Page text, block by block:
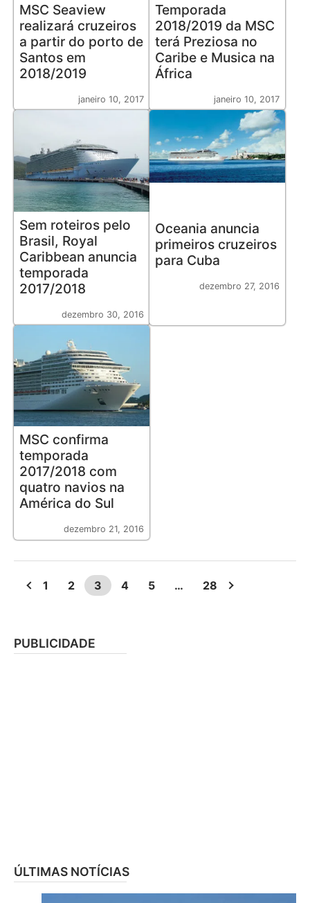
MSC Seaview
realizará cruzeiros
a partir do porto de
Santos em
2018/2019
janeiro 10, 2017
Temporada
2018/2019 da MSC
terá Preziosa no
Caribe e Musica na
África
janeiro 10, 2017
Sem roteiros pelo
Brasil, Royal
Caribbean anuncia
temporada
2017/2018
dezembro 30, 2016
Oceania anuncia
primeiros cruzeiros
para Cuba
dezembro 27, 2016
MSC confirma
temporada
2017/2018 com
quatro navios na
América do Sul
dezembro 21, 2016
1 2 3 4 5 … 28
PUBLICIDADE
ÚLTIMAS NOTÍCIAS